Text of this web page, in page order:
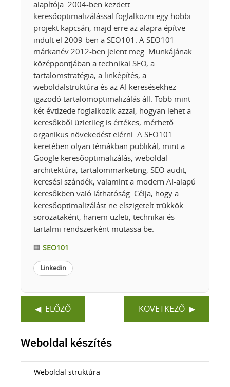
alapítója. 2004-ben kezdett
keresőoptimalizálással foglalkozni egy hobbi
projekt kapcsán, majd erre az alapra építve
indult el 2009-ben a SEO101. A SEO101
márkanév 2012-ben jelent meg. Munkájának
középpontjában a technikai SEO, a
tartalomstratégia, a linképítés, a
weboldalstruktúra és az AI keresésekhez
igazodó tartalomoptimalizálás áll. Több mint
két évtizede foglalkozik azzal, hogyan lehet a
keresőkből üzletileg is értékes, mérhető
organikus növekedést elérni. A SEO101
keretében olyan témákban publikál, mint a
Google keresőoptimalizálás, weboldal-
architektúra, tartalommarketing, SEO audit,
keresési szándék, valamint a modern AI-alapú
keresőkben való láthatóság. Célja, hogy a
keresőoptimalizálást ne elszigetelt trükkök
sorozataként, hanem üzleti, technikai és
tartalmi rendszerként mutassa be.
🏢 SEO101
Linkedin
ELŐZŐ KÖVETKEZŐ
Weboldal készítés
Weboldal struktúra